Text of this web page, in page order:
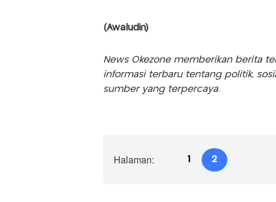
(Awaludin)
News Okezone memberikan berita
informasi terbaru tentang politik,
sumber yang terpercaya.
Halaman: 1 2